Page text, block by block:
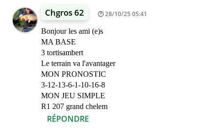
Chgros 62 28/10/25 05:41
Bonjour les ami (e)s
MA BASE
3 tortisambert
Le terrain va l'avantager
MON PRONOSTIC
3-12-13-6-1-10-16-8
MON JEU SIMPLE
R1 207 grand chelem
RÉPONDRE